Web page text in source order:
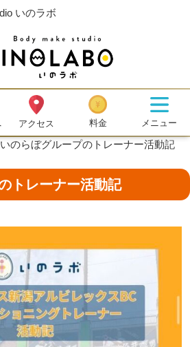
いのラボ
アクセス 料金 メニュー
いのらぼグループのトレーナー活動記
トレーナー活動記